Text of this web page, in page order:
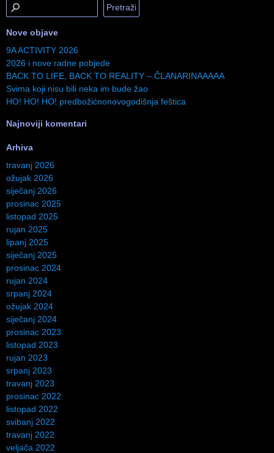
Nove objave
9A ACTIVITY 2026
2026 i nove radne pobjede
BACK TO LIFE, BACK TO REALITY – ČLANARINAAAAA
Svima koji nisu bili neka im bude žao
HO! HO! HO! predbožićnonovogodišnja feštica
Najnoviji komentari
Arhiva
travanj 2026
ožujak 2026
siječanj 2026
prosinac 2025
listopad 2025
rujan 2025
lipanj 2025
siječanj 2025
prosinac 2024
rujan 2024
srpanj 2024
ožujak 2024
siječanj 2024
prosinac 2023
listopad 2023
rujan 2023
srpanj 2023
travanj 2023
prosinac 2022
listopad 2022
svibanj 2022
travanj 2022
veljača 2022